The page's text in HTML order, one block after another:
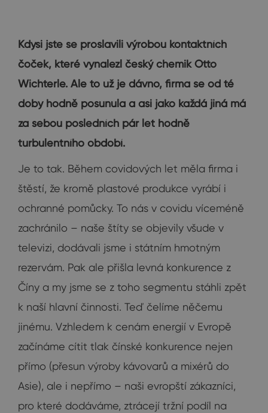
Kdysi jste se proslavili výrobou kontaktních
čoček, které vynalezl český chemik Otto
Wichterle. Ale to už je dávno, firma se od té
doby hodně posunula a asi jako každá jiná má
za sebou posledních pár let hodně
turbulentního období.
Je to tak. Během covidových let měla firma i
štěstí, že kromě plastové produkce vyrábí i
ochranné pomůcky. To nás v covidu víceméně
zachránilo – naše štíty se objevily všude v
televizi, dodávali jsme i státním hmotným
rezervám. Pak ale přišla levná konkurence z
Číny a my jsme se z toho segmentu stáhli zpět
k naší hlavní činnosti. Teď čelíme něčemu
jinému. Vzhledem k cenám energií v Evropě
začínáme cítit tlak čínské konkurence nejen
přímo (přesun výroby kávovarů a mixérů do
Asie), ale i nepřímo – naši evropští zákazníci,
pro které dodáváme, ztrácejí tržní podíl na